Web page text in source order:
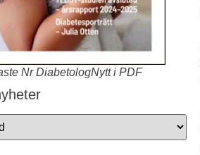
Nr DiabetologNytt i PDF